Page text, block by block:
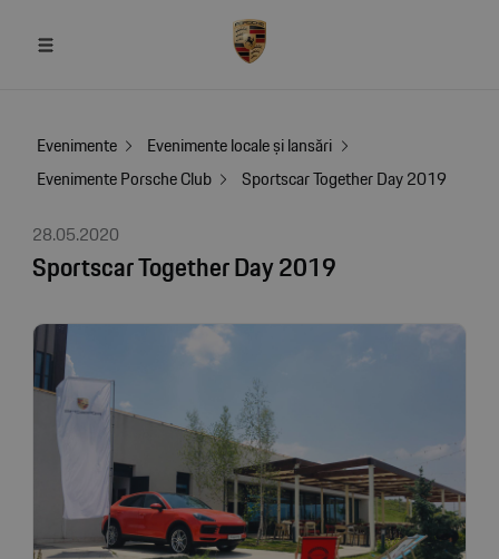
Evenimente
Evenimente locale și lansări
Evenimente Porsche Club
Sportscar Together Day 2019
28.05.2020
Sportscar Together Day 2019